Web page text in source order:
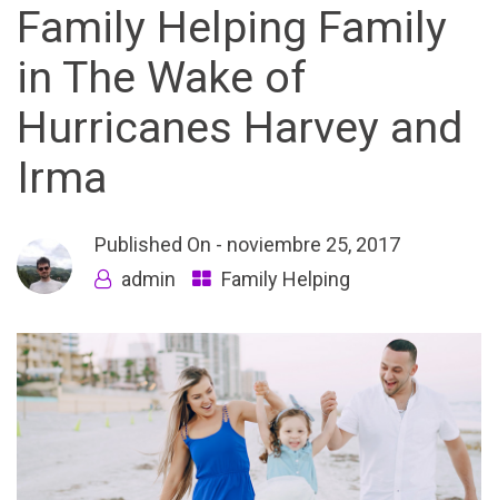
Family Helping Family
in The Wake of
Hurricanes Harvey and
Irma
Published On - noviembre 25, 2017
admin
Family Helping